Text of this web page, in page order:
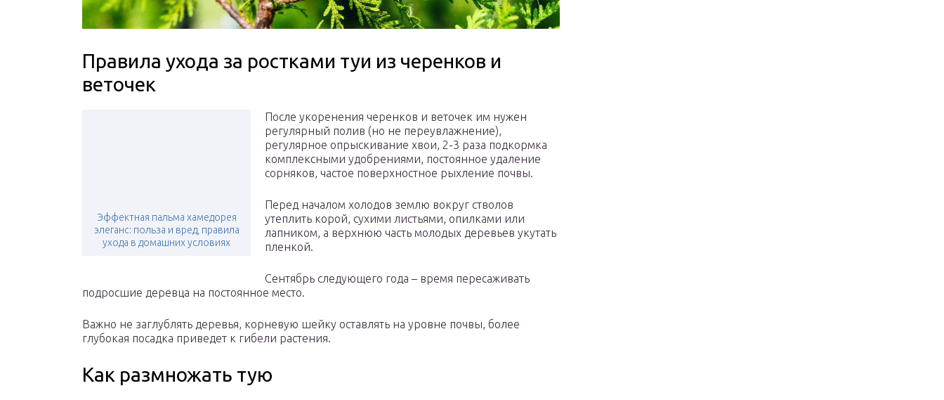
Правила ухода за ростками туи из черенков и
веточек
Эффектная пальма хамедорея
элеганс: польза и вред, правила
ухода в домашних условиях
После укоренения черенков и веточек им нужен
регулярный полив (но не переувлажнение),
регулярное опрыскивание хвои, 2-3 раза подкормка
комплексными удобрениями, постоянное удаление
сорняков, частое поверхностное рыхление почвы.
Перед началом холодов землю вокруг стволов
утеплить корой, сухими листьями, опилками или
лапником, а верхнюю часть молодых деревьев укутать
пленкой.
Сентябрь следующего года – время пересаживать
подросшие деревца на постоянное место.
Важно не заглублять деревья, корневую шейку оставлять на уровне почвы, более
глубокая посадка приведет к гибели растения.
Как размножать тую